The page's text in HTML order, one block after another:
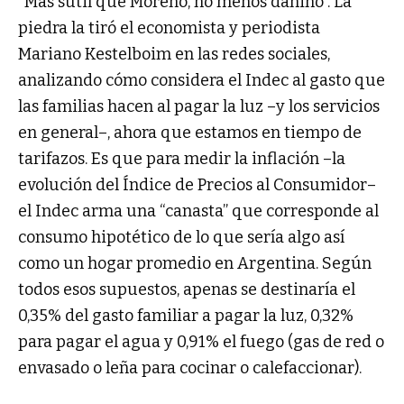
piedra la tiró el economista y periodista
Mariano Kestelboim en las redes sociales,
analizando cómo considera el Indec al gasto que
las familias hacen al pagar la luz –y los servicios
en general–, ahora que estamos en tiempo de
tarifazos. Es que para medir la inflación –la
evolución del Índice de Precios al Consumidor–
el Indec arma una “canasta” que corresponde al
consumo hipotético de lo que sería algo así
como un hogar promedio en Argentina. Según
todos esos supuestos, apenas se destinaría el
0,35% del gasto familiar a pagar la luz, 0,32%
para pagar el agua y 0,91% el fuego (gas de red o
envasado o leña para cocinar o calefaccionar).